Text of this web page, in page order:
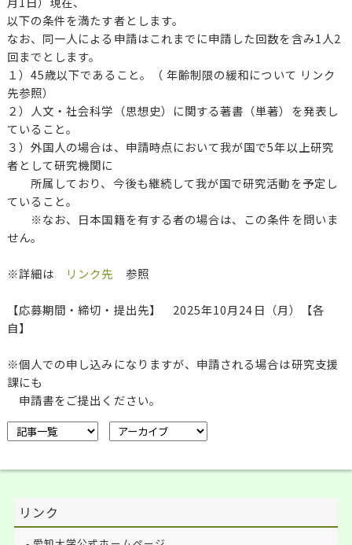
以下の条件を満たす者とします。
なお、同一人による申請はこれまでに申請した回数を含み1人2
回までとします。
１）45歳以下であること。（ 年齢制限の緩和について リンク
先参照）
２）人文・社会科学（思想史）に関する著書（単著）を発表し
ていること。
３）外国人の場合は、申請時点において我が国で5年以上研究
者として研究機関に
所属しており、今後も継続して我が国で研究活動を予定し
ていること。
※なお、日本国籍を有する者の場合は、この条件を問いま
せん。
※詳細は リンク先 参照
【応募期間・締切・提出先】 2025年10月24日（月）【各
自】
※個人での申し込みになりますが、申請される場合は研究支援
課にも
申請書をご提出ください。
リンク